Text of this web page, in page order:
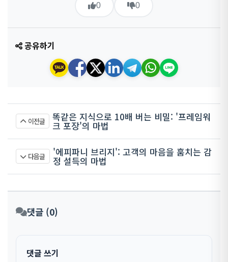
0 0
공유하기
이전글 똑같은 지식으로 10배 버는 비밀: '프레임워
크 포장'의 마법
다음글 '에피파니 브리지': 고객의 마음을 훔치는 감
정 설득의 마법
댓글 (0)
댓글 쓰기